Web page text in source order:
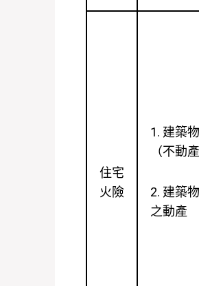
住宅
火險
1. 建築物
（不動產
2. 建築
之動產